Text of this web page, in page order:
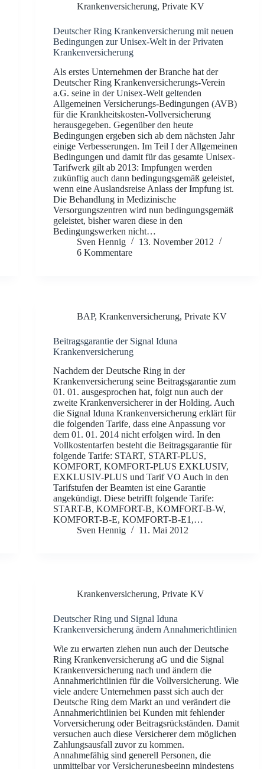
Krankenversicherung, Private KV
Deutscher Ring Krankenversicherung mit neuen
Bedingungen zur Unisex-Welt in der Privaten
Krankenversicherung
Als erstes Unternehmen der Branche hat der
Deutscher Ring Krankenversicherungs-Verein
a.G. seine in der Unisex-Welt geltenden
Allgemeinen Versicherungs-Bedingungen (AVB)
für die Krankheitskosten-Vollversicherung
herausgegeben. Gegenüber den heute
Bedingungen ergeben sich ab dem nächsten Jahr
einige Verbesserungen. Im Teil I der Allgemeinen
Bedingungen und damit für das gesamte Unisex-
Tarifwerk gilt ab 2013: Impfungen werden
zukünftig auch dann bedingungsgemäß geleistet,
wenn eine Auslandsreise Anlass der Impfung ist.
Die Behandlung in Medizinische
Versorgungszentren wird nun bedingungsgemäß
geleistet, bisher waren diese in den
Bedingungswerken nicht…
Sven Hennig
13. November 2012
6 Kommentare
BAP, Krankenversicherung, Private KV
Beitragsgarantie der Signal Iduna
Krankenversicherung
Nachdem der Deutsche Ring in der
Krankenversicherung seine Beitragsgarantie zum
01. 01. ausgesprochen hat, folgt nun auch der
zweite Krankenversicherer in der Holding. Auch
die Signal Iduna Krankenversicherung erklärt für
die folgenden Tarife, dass eine Anpassung vor
dem 01. 01. 2014 nicht erfolgen wird. In den
Vollkostentarfen besteht die Beitragsgarantie für
folgende Tarife: START, START-PLUS,
KOMFORT, KOMFORT-PLUS EXKLUSIV,
EXKLUSIV-PLUS und Tarif VO Auch in den
Tarifstufen der Beamten ist eine Garantie
angekündigt. Diese betrifft folgende Tarife:
START-B, KOMFORT-B, KOMFORT-B-W,
KOMFORT-B-E, KOMFORT-B-E1,…
Sven Hennig
11. Mai 2012
Krankenversicherung, Private KV
Deutscher Ring und Signal Iduna
Krankenversicherung ändern Annahmerichtlinien
Wie zu erwarten ziehen nun auch der Deutsche
Ring Krankenversicherung aG und die Signal
Krankenversicherung nach und ändern die
Annahmerichtlinien für die Vollversicherung. Wie
viele andere Unternehmen passt sich auch der
Deutsche Ring dem Markt an und verändert die
Annahmerichtlinien bei Kunden mit fehlender
Vorversicherung oder Beitragsrückständen. Damit
versuchen auch diese Versicherer dem möglichen
Zahlungsausfall zuvor zu kommen.
Annahmefähig sind generell Personen, die
unmittelbar vor Versicherungsbeginn mindestens